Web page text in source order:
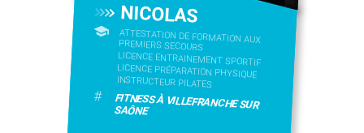
NICOLAS
ATTESTATION DE FORMATION AUX
PREMIERS SECOURS
LICENCE ENTRAINEMENT SPORTIF
LICENCE PRÉPARATION PHYSIQUE
INSTRUCTEUR PILATES
# FITNESS À VILLEFRANCHE SUR
SAÔNE